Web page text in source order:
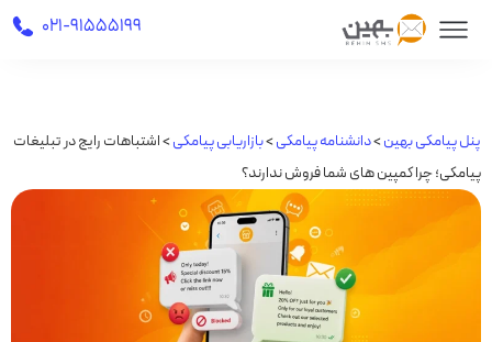
021-91555199
پنل پیامکی بهین>دانشنامه پیامکی>بازاریابی پیامکی>اشتباهات رایج در تبلیغات
پیامکی؛ چرا کمپین های شما فروش ندارند؟